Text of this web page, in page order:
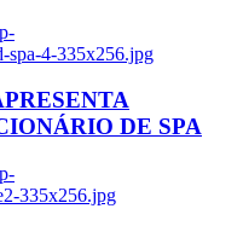
spa-4-335x256.jpg
DE SPA
335x256.jpg